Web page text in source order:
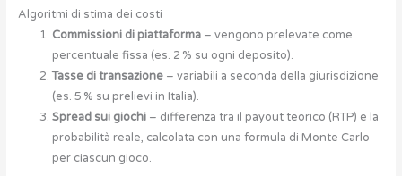
Algoritmi di stima dei costi
Commissioni di piattaforma– vengono prelevate come
percentuale fissa (es. 2 % su ogni deposito).
Tasse di transazione– variabili a seconda della giurisdizione
(es. 5 % su prelievi in Italia).
Spread sui giochi– differenza tra il payout teorico (RTP) e la
probabilità reale, calcolata con una formula di Monte Carlo
per ciascun gioco.